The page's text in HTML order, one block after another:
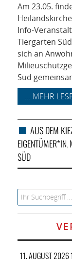
Am 23.05.
Info-
Tiergarten
sich an
Süd
... MEHR
AUS DEM
EIGENTÜMER*IN,
SÜD
Search for:
11. AUGUST